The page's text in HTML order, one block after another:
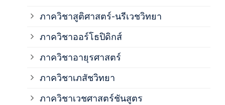
ภาควิชาสูติศาสตร์-นรีเวชวิทยา
ภาควิชาออร์โธปิดิกส์
ภาควิชาอายุรศาสตร์
ภาควิชาเภสัชวิทยา
ภาควิชาเวชศาสตร์ชันสูตร